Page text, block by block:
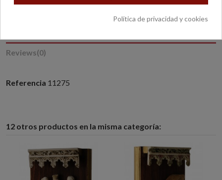
Reviews(0)
Referencia 11275
12 otros productos en la misma categoría:
Política de privacidad y cookies